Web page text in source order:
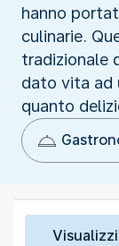
hanno
culinarie.
tradizionale
dato vita ad
quanto